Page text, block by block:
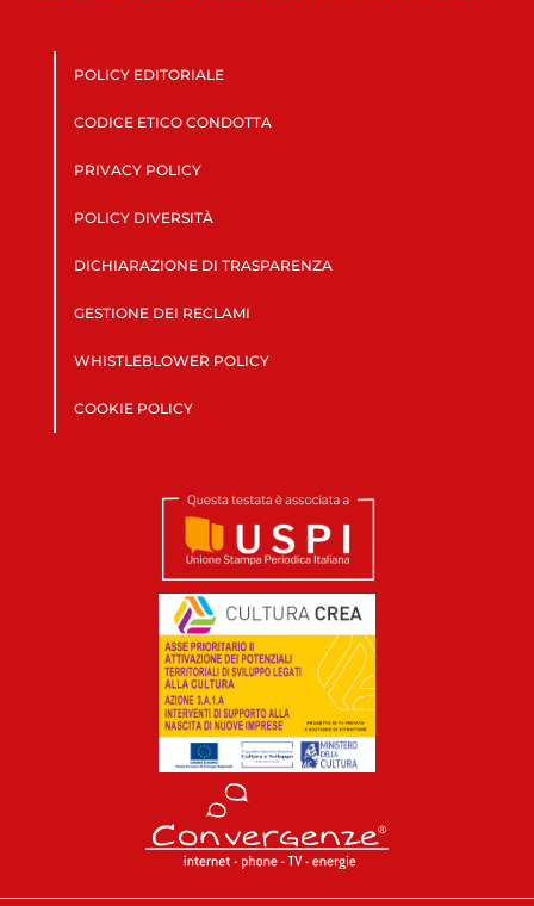
POLICY EDITORIALE
CODICE ETICO CONDOTTA
PRIVACY POLICY
POLICY DIVERSITÀ
DICHIARAZIONE DI TRASPARENZA
GESTIONE DEI RECLAMI
WHISTLEBLOWER POLICY
COOKIE POLICY